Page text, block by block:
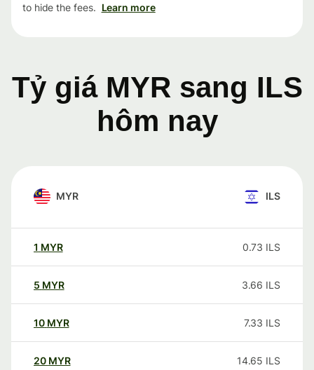
to hide the fees. Learn more
Tỷ giá MYR sang ILS
hôm nay
MYR ILS
1 MYR 0.73 ILS
5 MYR 3.66 ILS
10 MYR 7.33 ILS
20 MYR 14.65 ILS